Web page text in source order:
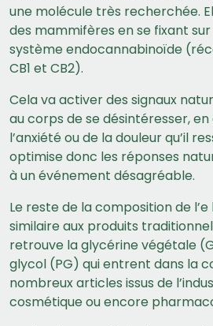
une molécule très recherchée.
des mammifères en se fixant
système endocannabinoïde
CB1 et CB2).
Cela va activer des signaux
au corps de se désintéresser,
l’anxiété ou de la douleur qu’il
optimise donc les réponses
à un événement désagréable.
Le reste de la composition de l’e
similaire aux produits
retrouve la glycérine végétale
glycol (PG) qui entrent dans la
nombreux articles issus de
cosmétique ou encore